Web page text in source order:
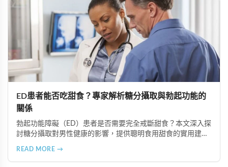
ED患者能否吃甜食？專家解析糖分攝取與勃起功能的
關係
勃起功能障礙（ED）患者是否需要完全戒斷甜食？本文深入探
討糖分攝取對男性健康的影響，提供聰明食用甜食的實用建
READ MORE →